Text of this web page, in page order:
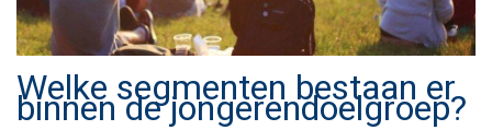
Welke segmenten bestaan er
binnen de jongerendoelgroep?